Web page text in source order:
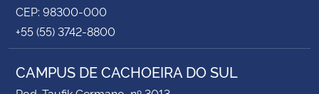
CEP: 98300-000
+55 (55) 3742-8800
CAMPUS DE CACHOEIRA DO SUL